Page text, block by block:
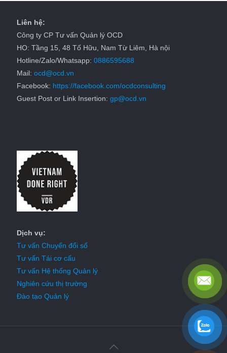
Liên hệ:
Công ty CP Tư vấn Quản lý OCD
HO: Tầng 15, 48 Tố Hữu, Nam Từ Liêm, Hà nội
Hotline/Zalo/Whatsapp: 0886595688
Mail: ocd@ocd.vn
Facebook: https://facebook.com/ocdconsulting
Guest Post or Link Insertion: gp@ocd.vn
Dịch vụ:
Tư vấn Chuyển đổi số
Tư vấn Tái cơ cấu
Tư vấn Hệ thống Quản lý
Nghiên cứu thị trường
Đào tạo Quản lý